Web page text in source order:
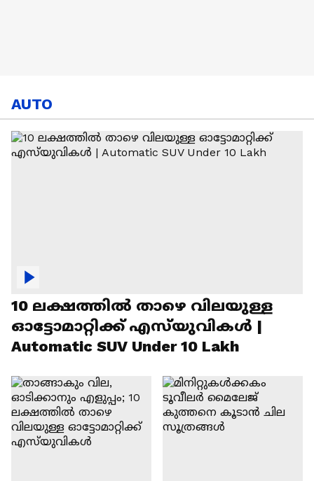
AUTO
10 ലക്ഷത്തിൽ താഴെ വിലയുള്ള
ഓട്ടോമാറ്റിക്ക് എസ്‍യുവികൾ |
Automatic SUV Under 10 Lakh